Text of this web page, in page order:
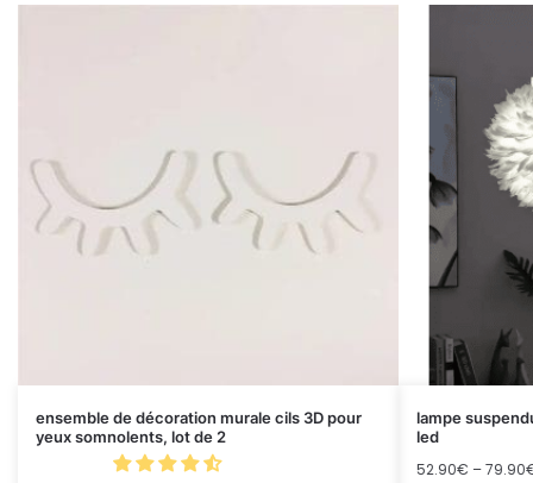
ensemble de décoration murale cils 3D pour
yeux somnolents, lot de 2
lampe
led
52.90€ –79.90